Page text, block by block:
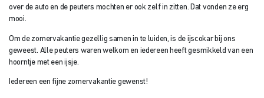
over de auto en de peuters mochten er ook zelf in zitten. Dat vonden ze erg
mooi.
Om de zomervakantie gezellig samen in te luiden, is de ijscokar bij ons
geweest. Alle peuters waren welkom en iedereen heeft gesmikkeld van een
hoorntje met een ijsje.
Iedereen een fijne zomervakantie gewenst!